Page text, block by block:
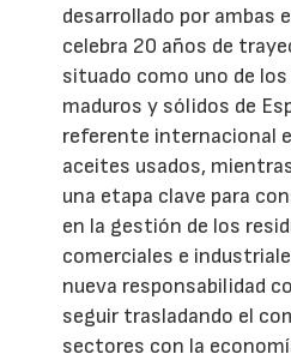
desarrollado por ambas
celebra 20 años de
situado como uno de
maduros y sólidos de
referente internacional
aceites usados,
una etapa clave para
en la gestión de los
comerciales e
nueva responsabilidad
seguir trasladando el
sectores con la